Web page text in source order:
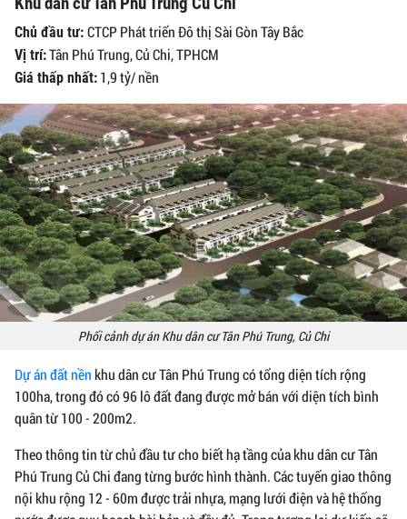
Chủ đầu tư: CTCP Phát triển Đô thị Sài Gòn Tây Bắc
Vị trí:Tân Phú Trung, Củ Chi, TPHCM
Giá thấp nhất: 1,9 tỷ/ nền
Phối cảnh dự án Khu dân cư Tân Phú Trung, Củ Chi
Dự án đất nền khu dân cư Tân Phú Trung có tổng diện tích rộng
100ha, trong đó có 96 lô đất đang được mở bán với diện tích bình
quân từ 100 - 200m2.
Theo thông tin từ chủ đầu tư cho biết hạ tầng của khu dân cư Tân
Phú Trung Củ Chi đang từng bước hình thành. Các tuyến giao thông
nội khu rộng 12 - 60m được trải nhựa, mạng lưới điện và hệ thống